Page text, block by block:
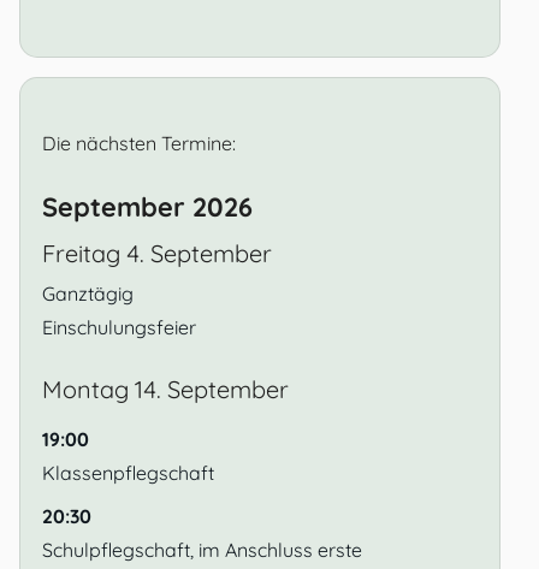
Die nächsten Termine:
September 2026
Freitag 4. September
Ganztägig
Einschulungsfeier
Montag 14. September
19:00
Klassenpflegschaft
20:30
Schulpflegschaft, im Anschluss erste